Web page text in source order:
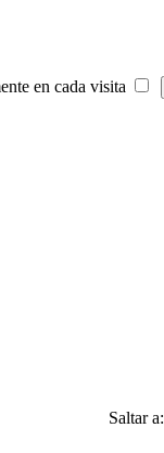
en cada visita
Saltar a: